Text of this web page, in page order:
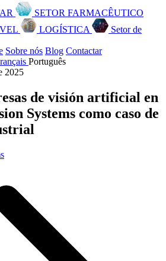
SETOR FARMACÊUTICO
LOGÍSTICA
Setor de
Sobre nós Blog Contactar
Português
2025
de visión artificial en
Systems como caso de